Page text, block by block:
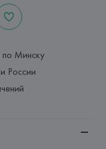
по Минску
России